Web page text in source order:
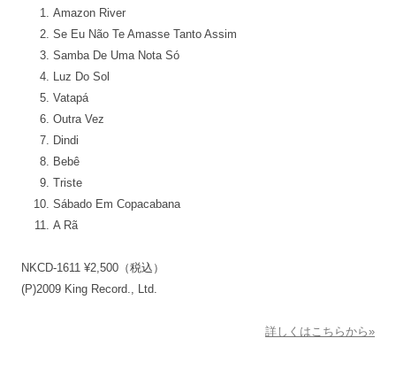
Amazon River
Se Eu Não Te Amasse Tanto Assim
Samba De Uma Nota Só
Luz Do Sol
Vatapá
Outra Vez
Dindi
Bebê
Triste
Sábado Em Copacabana
A Rã
NKCD-1611 ¥2,500（税込）
(P)2009 King Record., Ltd.
詳しくはこちらから»